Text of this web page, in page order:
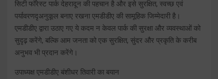
सिटी फॉरेस्ट पार्क देहरादून की पहचान है और इसे सुरक्षित, स्वच्छ एवं
पर्यावरणदृअनुकूल बनाए रखना एमडीडीए की सामूहिक जिम्मेदारी है।
एमडीडीए द्वारा उठाए गए ये कदम न केवल पार्क की सुरक्षा और व्यवस्थाओं को
सुदृढ़ करेंगे, बल्कि आम जनता को एक सुरक्षित, सुंदर और प्रकृति के करीब
अनुभव भी प्रदान करेंगे।
उपाध्यक्ष एमडीडीए बंशीधर तिवारी का बयान